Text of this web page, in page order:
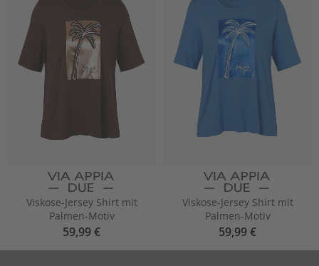
Viskose-Jersey Shirt mit
Palmen-Motiv
59,99 €
Viskose-Jersey Shirt mit
Palmen-Motiv
59,99 €